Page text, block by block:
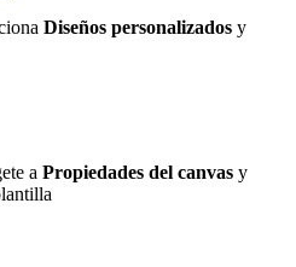
Diseños personalizados y
a Propiedades del canvas y